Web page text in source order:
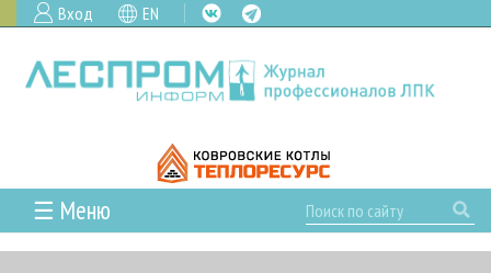
Вход EN
☰ Меню
ГЛАВНАЯ